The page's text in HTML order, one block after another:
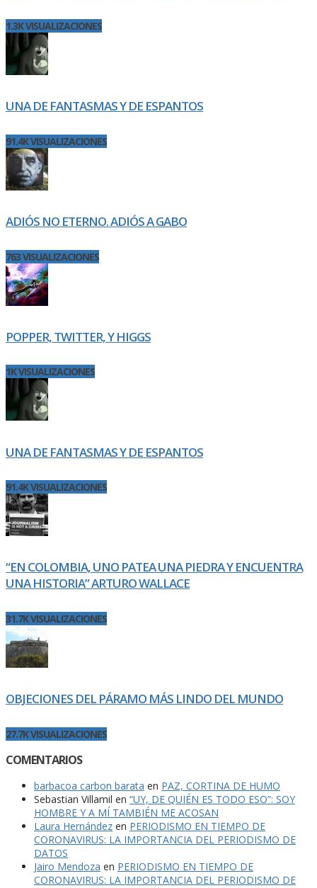
1.3K VISUALIZACIONES
UNA DE FANTASMAS Y DE ESPANTOS
91.4K VISUALIZACIONES
ADIÓS NO ETERNO. ADIÓS A GABO
763 VISUALIZACIONES
POPPER, TWITTER, Y HIGGS
1K VISUALIZACIONES
UNA DE FANTASMAS Y DE ESPANTOS
91.4K VISUALIZACIONES
“EN COLOMBIA, UNO PATEA UNA PIEDRA Y ENCUENTRA
UNA HISTORIA” ARTURO WALLACE
31.7K VISUALIZACIONES
OBJECIONES DEL PÁRAMO MÁS LINDO DEL MUNDO
27.7K VISUALIZACIONES
COMENTARIOS
barbacoa carbon barata en PAZ, CORTINA DE HUMO
Sebastian Villamil en “UY, DE QUIÉN ES TODO ESO”: SOY
HOMBRE Y A MÍ TAMBIÉN ME ACOSAN
Laura Hernández en PERIODISMO EN TIEMPO DE
CORONAVIRUS: LA IMPORTANCIA DEL PERIODISMO DE
DATOS
Jairo Mendoza en PERIODISMO EN TIEMPO DE
CORONAVIRUS: LA IMPORTANCIA DEL PERIODISMO DE